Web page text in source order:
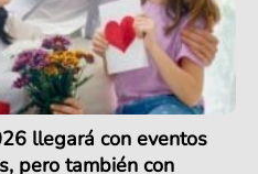
llegará con eventos
pero también con